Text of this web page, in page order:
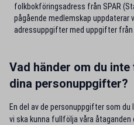
folkbokföringsadress från SPAR
pågående medlemskap uppdaterar
adressuppgifter med uppgifter från
Vad händer om du
dina personuppgifter?
En del av de personuppgifter som
vi ska kunna fullfölja våra